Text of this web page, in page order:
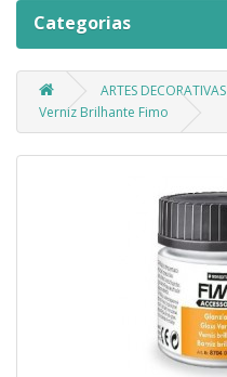
Categorias
ARTES DECORATIVAS
Verniz Brilhante Fimo